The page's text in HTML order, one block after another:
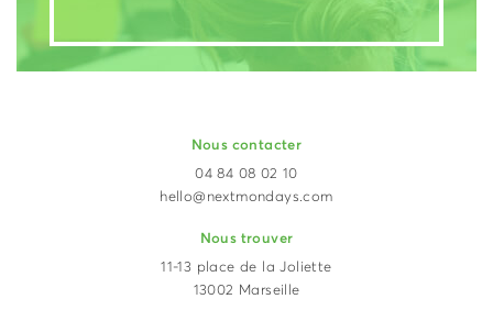
Nous contacter
04 84 08 02 10
hello@nextmondays.com
Nous trouver
11-13 place de la Joliette
13002 Marseille